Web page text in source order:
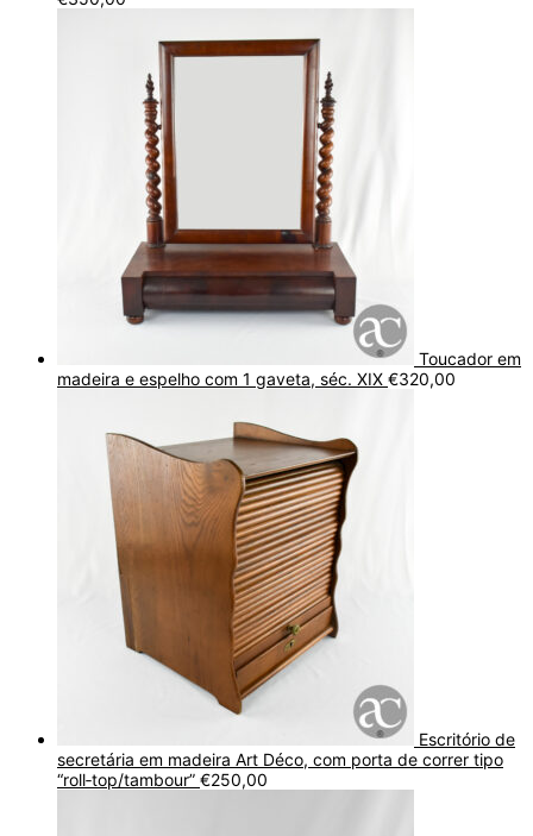
Toucador em
madeira e espelho com 1 gaveta, séc. XIX €320,00
Escritório de
secretária em madeira Art Déco, com porta de correr tipo
“roll‑top/tambour” €250,00